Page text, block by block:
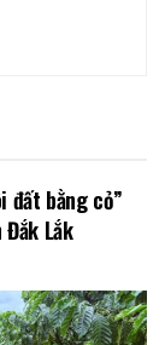
đất bằng cỏ”
Đắk Lắk